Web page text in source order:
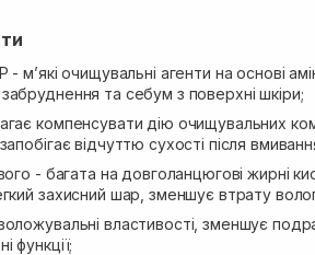
- м’які очищувальні агенти на основі
та себум з поверхні шкіри;
компенсувати дію очищувальних
відчуттю сухості після
- багата на довголанцюгові жирні
захисний шар, зменшує втрату
властивості, зменшує
функції;